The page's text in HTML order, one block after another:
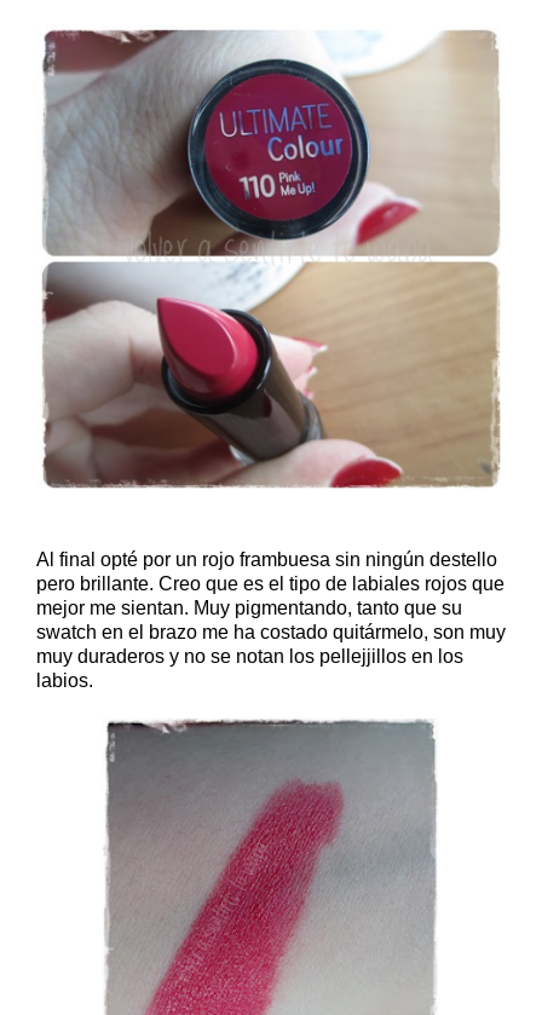
Al final opté por un rojo frambuesa sin ningún destello
pero brillante. Creo que es el tipo de labiales rojos que
mejor me sientan. Muy pigmentando, tanto que su
swatch en el brazo me ha costado quitármelo, son muy
muy duraderos y no se notan los pellejjillos en los
labios.